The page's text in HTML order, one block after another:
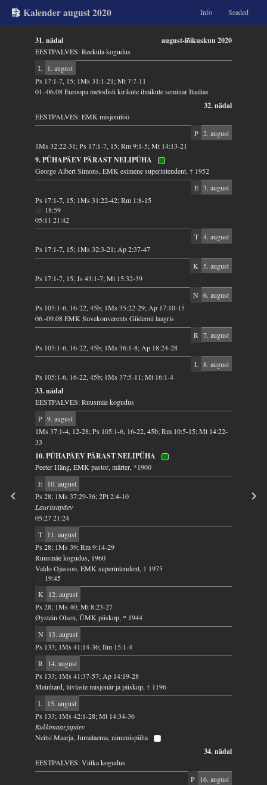
Kalender august 2020 Info Seaded
31. nädal august-lõikuskuu 2020
EESTPALVES: Reeküla kogudus
L
1. august
Ps 17:1-7, 15; 1Ms 31:1-21; Mt 7:7-11
01.-06.08 Euroopa metodisti kirikute ilmikute seminar Itaalias
32. nädal
EESTPALVES: EMK misjonitöö
P 2. august
1Ms 32:22-31; Ps 17:1-7, 15; Rm 9:1-5; Mt 14:13-21
9. PÜHAPÄEV PÄRAST NELIPÜHA
George Albert Simons, EMK esimene superintendent, † 1952
E 3. august
Ps 17:1-7, 15; 1Ms 31:22-42; Rm 1:8-15
18:59
05:11 21:42
T 4. august
Ps 17:1-7, 15; 1Ms 32:3-21; Ap 2:37-47
K
5. august
Ps 17:1-7, 15; Js 43:1-7; Mt 15:32-39
N 6. august
Ps 105:1-6, 16-22, 45b; 1Ms 35:22-29; Ap 17:10-15
06.-09.08 EMK Suvekonverents Giideoni laagris
R 7. august
Ps 105:1-6, 16-22, 45b; 1Ms 36:1-8; Ap 18:24-28
L 8. august
Ps 105:1-6, 16-22, 45b; 1Ms 37:5-11; Mt 16:1-4
33. nädal
EESTPALVES: Ruusmäe kogudus
P 9. august
1Ms 37:1-4, 12-28; Ps 105:1-6, 16-22, 45b; Rm 10:5-15; Mt 14:22-
33
10. PÜHAPÄEV PÄRAST NELIPÜHA
Peeter Häng, EMK pastor, märter, *1900
E
10. august
Ps 28; 1Ms 37:29-36; 2Pt 2:4-10
Lauritsapäev
05:27 21:24
T
11. august
Ps 28; 1Ms 39; Rm 9:14-29
Ruusmäe kogudus, 1960
Valdo Ojassoo, EMK superintendent, † 1975
19:45
K
12. august
Ps 28; 1Ms 40; Mt 8:23-27
Øystein Olsen, ÜMK piiskop, * 1944
N
13. august
Ps 133; 1Ms 41:14-36; Ilm 15:1-4
R
14. august
Ps 133; 1Ms 41:37-57; Ap 14:19-28
Meinhard, liivlaste misjonär ja piiskop, † 1196
L
15. august
Ps 133; 1Ms 42:1-28; Mt 14:34-36
Rukkimaarjapäev
Neitsi Maarja, Jumalaema, uinumispüha
34. nädal
EESTPALVES: Viitka kogudus
P
16. august